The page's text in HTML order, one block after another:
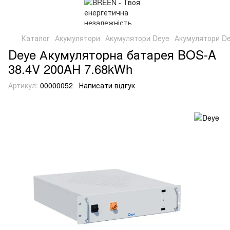
Каталог Акумулятори Акумулятори Deye Акумулятори
Deye Акумуляторна батарея BOS-A
38.4V 200AH 7.68kWh
Артикул: 00000052 Написати відгук